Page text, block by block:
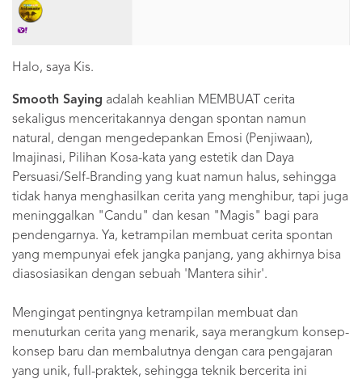
Halo, saya Kis.
Smooth Saying adalah keahlian MEMBUAT cerita
sekaligus menceritakannya dengan spontan namun
natural, dengan mengedepankan Emosi (Penjiwaan),
Imajinasi, Pilihan Kosa-kata yang estetik dan Daya
Persuasi/Self-Branding yang kuat namun halus, sehingga
tidak hanya menghasilkan cerita yang menghibur, tapi juga
meninggalkan "Candu" dan kesan "Magis" bagi para
pendengarnya. Ya, ketrampilan membuat cerita spontan
yang mempunyai efek jangka panjang, yang akhirnya bisa
diasosiasikan dengan sebuah 'Mantera sihir'.
Mengingat pentingnya ketrampilan membuat dan
menuturkan cerita yang menarik, saya merangkum konsep-
konsep baru dan membalutnya dengan cara pengajaran
yang unik, full-praktek, sehingga teknik bercerita ini